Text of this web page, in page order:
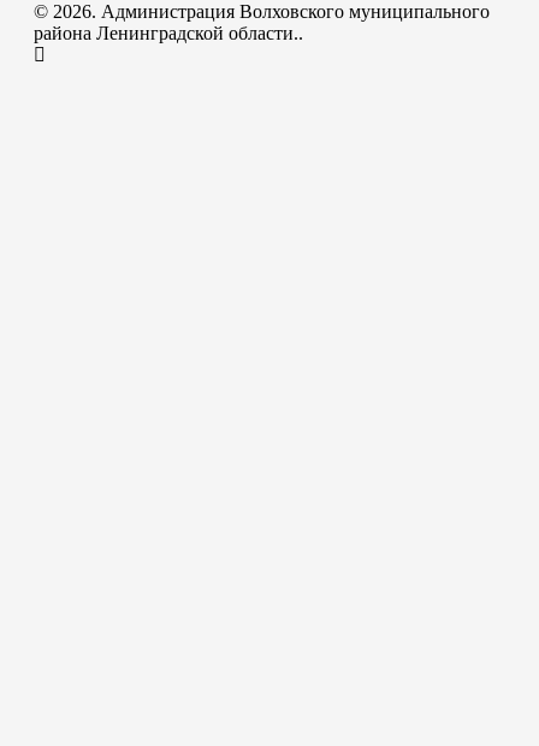
© 2026. Администрация Волховского муниципального
района Ленинградской области..